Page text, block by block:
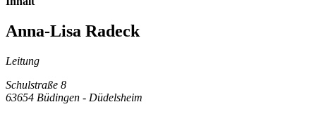
Anna-Lisa Radeck
Leitung
Schulstraße 8
63654 Büdingen - Düdelsheim